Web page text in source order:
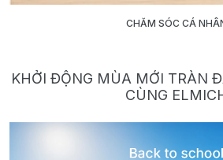
CHĂM SÓC CÁ
KHỞI ĐỘNG MÙA MỚI TRÀN
CÙNG